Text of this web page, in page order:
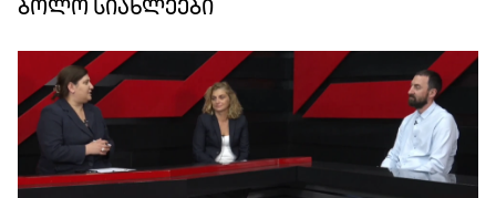
ბოლო სიახლეები